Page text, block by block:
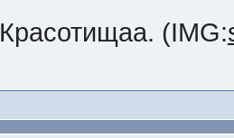
Красотищаа. (IMG: